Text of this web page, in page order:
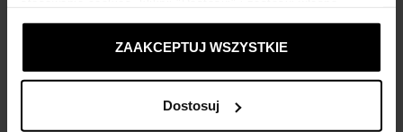
ustawienia prywatności.
ZAAKCEPTUJ WSZYSTKIE
Dostosuj
reklamacji, chyba że reklamujący wybrał inny sposób komunikacji.
Decyzja Organizatora w przedmiocie reklamacji jest wiążąca i
ostateczna. Bez względu na postępowanie reklamacyjne reklamujący
ma prawo dochodzić roszczeń przed sądem powszechnym.